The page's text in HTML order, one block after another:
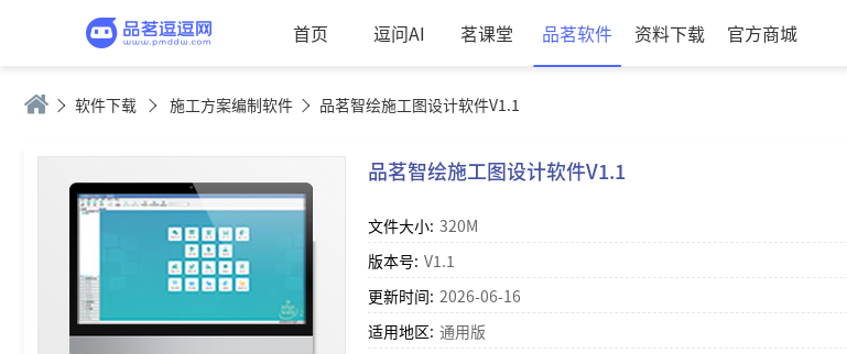
首页 逗问AI 茗课堂 品茗软件 资料下载 官方商城
软件下载 施工方案编制软件 品茗智绘施工图设计软件V1.1
品茗智绘施工图设计软件V1.1
文件大小: 320M
版本号: V1.1
更新时间: 2026-06-16
适用地区: 通用版